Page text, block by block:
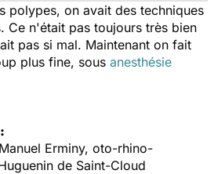
polypes, on avait des techniques
Ce n'était pas toujours très bien
pas si mal. Maintenant on fait
plus fine, sous anesthésie
Erminy, oto-rhino-
de Saint-Cloud